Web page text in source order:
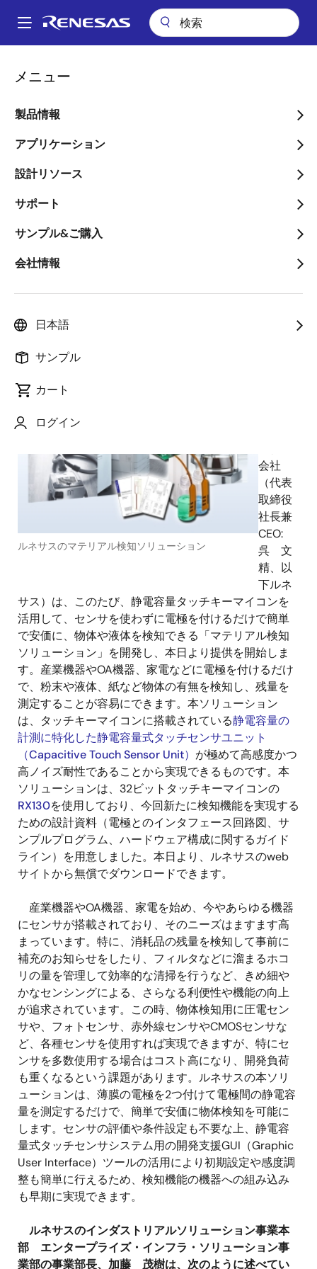
ン
Main
メニュー
製品情報
アプリケーション
設計リソース
サポート
サンプル&ご購入
会社情報
日本語
サンプル
カート
ログイン
パ
ン
く
ず
簡単で安価に、物体や液体の有無、残量測定を可能にする「マテリア
簡単で安価に、物体や液体
の有無、残量測定を可能に
する「マテリアル検知ソリ
ューション」の提供を開始
～2極の電極を付けてその間の静電容量
を計測することにより、センサの代用
を実現～
2019年4月23日
ルネサスのマテリアル検知ソリューション
会社
（代表
取締役
社長兼
CEO:
呉 文
精、以
下ルネ
サス）は、このたび、静電容量タッチキーマイコンを
活用して、センサを使わずに電極を付けるだけで簡単
で安価に、物体や液体を検知できる「マテリアル検知
ソリューション」を開発し、本日より提供を開始しま
す。産業機器やOA機器、家電などに電極を付けるだけ
で、粉末や液体、紙など物体の有無を検知し、残量を
測定することが容易にできます。本ソリューション
は、タッチキーマイコンに搭載されている静電容量の
計測に特化した静電容量式タッチセンサユニット
（Capacitive Touch Sensor Unit） が極めて高感度かつ
高ノイズ耐性であることから実現できるものです。本
ソリューションは、32ビットタッチキーマイコンの
RX130を使用しており、今回新たに検知機能を実現する
ための設計資料（電極とのインタフェース回路図、サ
ンプルプログラム、ハードウェア構成に関するガイド
ライン）を用意しました。本日より、ルネサスのweb
サイトから無償でダウンロードできます。
産業機器やOA機器、家電を始め、今やあらゆる機器
にセンサが搭載されており、そのニーズはますます高
まっています。特に、消耗品の残量を検知して事前に
補充のお知らせをしたり、フィルタなどに溜まるホコ
リの量を管理して効率的な清掃を行うなど、きめ細や
かなセンシングによる、さらなる利便性や機能の向上
が追求されています。この時、物体検知用に圧電セン
サや、フォトセンサ、赤外線センサやCMOSセンサな
ど、各種センサを使用すれば実現できますが、特にセ
ンサを多数使用する場合はコスト高になり、開発負荷
も重くなるという課題があります。ルネサスの本ソリ
ューションは、薄膜の電極を2つ付けて電極間の静電容
量を測定するだけで、簡単で安価に物体検知を可能に
します。センサの評価や条件設定も不要な上、静電容
量式タッチセンサシステム用の開発支援GUI（Graphic
User Interface）ツールの活用により初期設定や感度調
整も簡単に行えるため、検知機能の機器への組み込み
も早期に実現できます。
ルネサスのインダストリアルソリューション事業本
部 エンタープライズ・インフラ・ソリューション事
業部の事業部長、加藤 茂樹は、次のように述べてい